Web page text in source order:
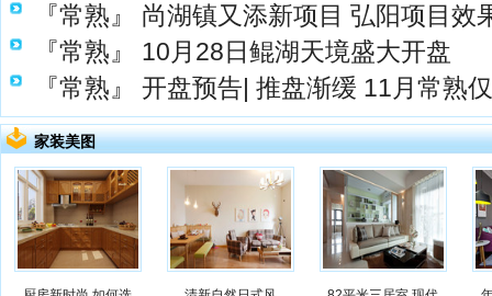
『常熟』
尚湖镇又添新项目 弘阳项目效
『常熟』
10月28日鲲湖天境盛大开盘
『常熟』
开盘预告| 推盘渐缓 11月常熟
家装美图